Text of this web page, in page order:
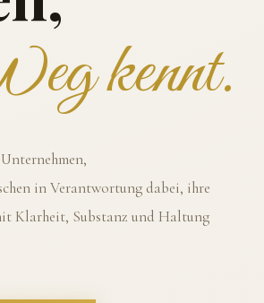
kennt.
in Verantwortung dabei, ihre
Klarheit, Substanz und Haltung